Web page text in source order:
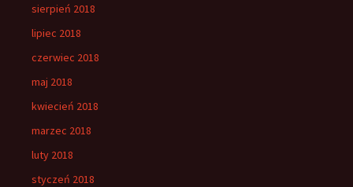
sierpień 2018
lipiec 2018
czerwiec 2018
maj 2018
kwiecień 2018
marzec 2018
luty 2018
styczeń 2018